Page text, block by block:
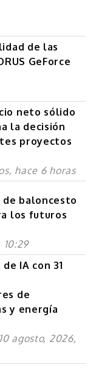
de las
GeForce
neto sólido
la decisión
proyectos
hace 6 horas
de baloncesto
los futuros
10:29
IA con 31
de
y energía
agosto, 2026,